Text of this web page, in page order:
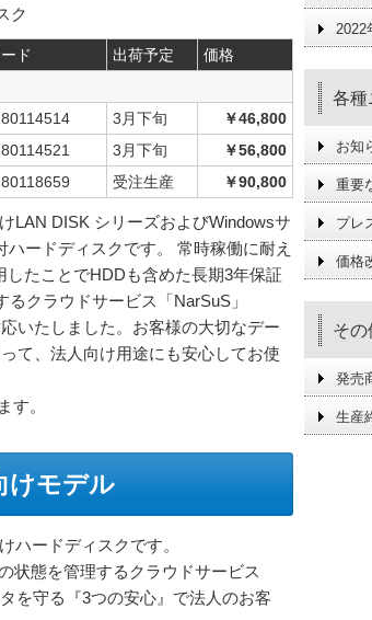
ク
ド 出荷予定
価格
3月下旬
￥46,800
3月下旬
￥56,800
受注生産 ￥90,800
LAN DISK シリーズおよびWindowsサ
ードディスクです。 常時稼働に耐え
たことでHDDも含めた長期3年保証
クラウドサービス「NarSuS」
いたしました。お客様の大切なデー
て、法人向け用途にも安心してお使
す。
けモデル
ハードディスクです。
状態を管理するクラウドサービス
を守る『3つの安心』で法人のお客
2022
各種
お知
重要
プレ
価格
その
発売
生産